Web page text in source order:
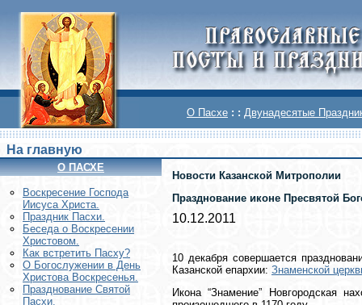
О Пасхе : : Двунадесятые
На главную
О ПАСХЕ
Воскреcение Господа
Иисуса Христа.
Праздник Пасхи.
Беседа о Воскресении
Христовом.
Как встретить Пасху?
О Богослужении в День
Христова Воскресенья.
Празднование Святой
Пасхи.
Новости Казанской Митрополии
Празднование иконе Пресвятой
10.12.2011
10 декабря совершается
Казанской епархии: Знаменской
Икона “Знамение” Новгородская